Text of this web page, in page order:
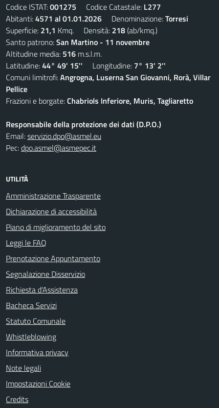
Codice ISTAT:001275 Codice Catastale: L277
Abitanti:4571 al 01.01.2026 Denominazione:Torresi
Superficie: 21,1 Kmq. Densità: 218(ab/kmq.)
Santo patrono:San Martino - 11 novembre
Altitudine media: 516 m.s.l.m.
Latitudine:44° 49' 15'' Longitudine: 7° 13' 2''
Comuni limitrofi:Angrogna, Luserna San Giovanni, Rorà, Villar
Pellice
Frazioni e borgate:Chabriols Inferiore, Muris, Tagliaretto
Responsabile della protezione dei dati (D.P.O.)
Email:servizio.dpo@asmel.eu
Pec:dpo.asmel@asmepec.it
UTILITÀ
Amministrazione Trasparente
Dichiarazione di accessibilità
Piano di miglioramento del sito
Leggi le FAQ
Prenotazione Appuntamento
Segnalazione Disservizio
Richiesta d'Assistenza
Bacheca Servizi
Statuto Comunale
Whistleblowing
Informativa privacy
Note legali
Impostazioni Cookie
Credits